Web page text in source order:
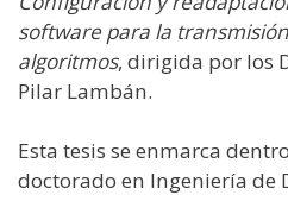
software para la
algoritmos, dirigida por los
Pilar Lambán.
Esta tesis se enmarca
doctorado en Ingeniería de